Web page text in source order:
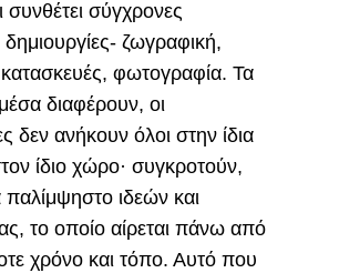
συνθέτει σύγχρονες
δημιουργίες- ζωγραφική,
φωτογραφία. Τα
διαφέρουν, οι
δεν ανήκουν όλοι στην ίδια
ίδιο χώρο· συγκροτούν,
ιδεών και
το οποίο αίρεται πάνω από
χρόνο και τόπο. Αυτό που